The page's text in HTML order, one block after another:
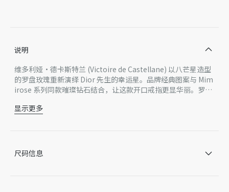
说明
维多利娅·德卡斯特兰 (Victoire de Castellane) 以八芒星造型
的罗盘玫瑰重新演绎 Dior 先生的幸运星。品牌经典图案与 Mim
irose 系列同款璀璨钻石结合，让这款开口戒指更显华丽。罗盘
绕，别致典雅。
黄色 18K 金
图案直径：12 毫米
显示更多
尺码信息